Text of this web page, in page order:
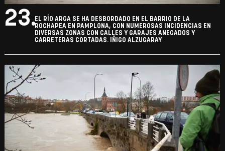
23.EL RÍO ARGA SE HA DESBORDADO EN EL BARRIO DE LA
ROCHAPEA EN PAMPLONA, CON NUMEROSAS INCIDENCIAS EN
DIVERSAS ZONAS CON CALLES Y GARAJES ANEGADOS Y
CARRETERAS CORTADAS. IÑIGO ALZUGARAY